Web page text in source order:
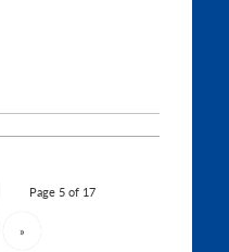
Page 5 of 17
»